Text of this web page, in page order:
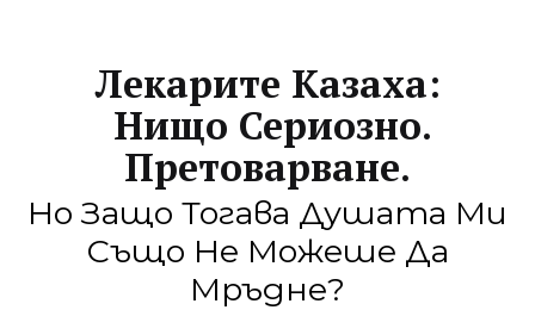
Лекарите Казаха:
Нищо Сериозно.
Претоварване.
Но Защо Тогава Душата Ми
Също Не Можеше Да
Мръдне?